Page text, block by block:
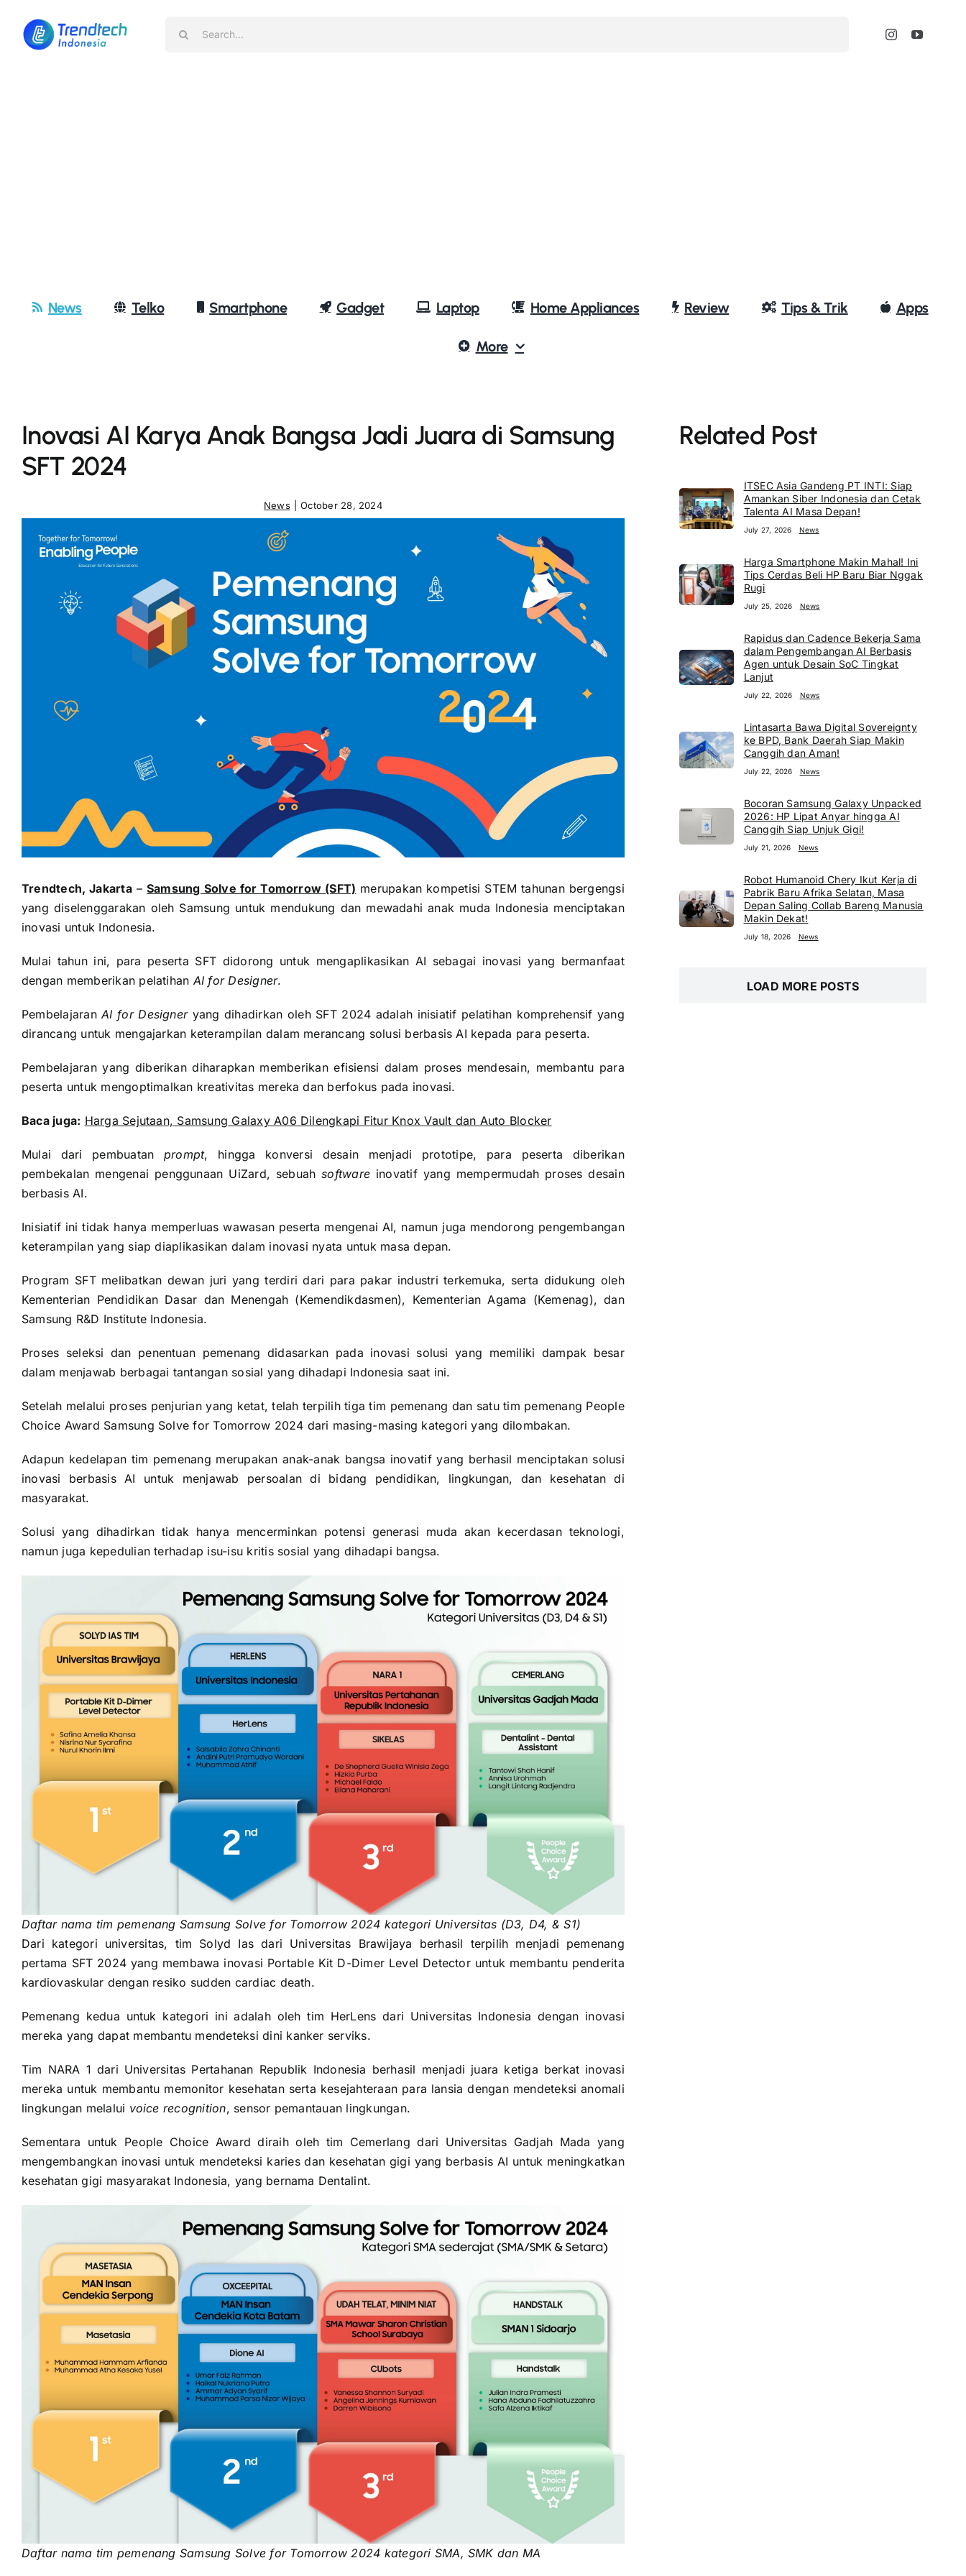
content
News Telko Smartphone Gadget Laptop Home Appliances Review Tips & Trik Apps
More
Inovasi AI Karya Anak Bangsa Jadi Juara di Samsung
SFT 2024
News October 28, 2024
Trendtech, Jakarta– Samsung Solve for Tomorrow (SFT) merupakan kompetisi STEM tahunan bergengsi
yang diselenggarakan oleh Samsung untuk mendukung dan mewadahi anak muda Indonesia menciptakan
inovasi untuk Indonesia.
Mulai tahun ini, para peserta SFT didorong untuk mengaplikasikan AI sebagai inovasi yang bermanfaat
dengan memberikan pelatihan AI for Designer.
PembelajaranAI for Designer yang dihadirkan oleh SFT 2024 adalah inisiatif pelatihan komprehensif yang
dirancang untuk mengajarkan keterampilan dalam merancang solusi berbasis AI kepada para peserta.
Pembelajaran yang diberikan diharapkan memberikan efisiensi dalam proses mendesain, membantu para
peserta untuk mengoptimalkan kreativitas mereka dan berfokus pada inovasi.
Baca juga: Harga Sejutaan, Samsung Galaxy A06 Dilengkapi Fitur Knox Vault dan Auto Blocker
Mulai dari pembuatan prompt, hingga konversi desain menjadi prototipe, para peserta diberikan
pembekalan mengenai penggunaan UiZard, sebuahsoftware inovatif yang mempermudah proses desain
berbasis AI.
Inisiatif ini tidak hanya memperluas wawasan peserta mengenai AI, namun juga mendorong pengembangan
keterampilan yang siap diaplikasikan dalam inovasi nyata untuk masa depan.
Program SFT melibatkan dewan juri yang terdiri dari para pakar industri terkemuka, serta didukung oleh
Kementerian Pendidikan Dasar dan Menengah (Kemendikdasmen), Kementerian Agama (Kemenag), dan
Samsung R&D Institute Indonesia.
Proses seleksi dan penentuan pemenang didasarkan pada inovasi solusi yang memiliki dampak besar
dalam menjawab berbagai tantangan sosial yang dihadapi Indonesia saat ini.
Setelah melalui proses penjurian yang ketat, telah terpilih tiga tim pemenang dan satu tim pemenang People
Choice Award Samsung Solve for Tomorrow 2024 dari masing-masing kategori yang dilombakan.
Adapun kedelapan tim pemenang merupakan anak-anak bangsa inovatif yang berhasil menciptakan solusi
inovasi berbasis AI untuk menjawab persoalan di bidang pendidikan, lingkungan, dan kesehatan di
masyarakat.
Solusi yang dihadirkan tidak hanya mencerminkan potensi generasi muda akan kecerdasan teknologi,
namun juga kepedulian terhadap isu-isu kritis sosial yang dihadapi bangsa.
Daftar nama tim pemenang Samsung Solve for Tomorrow 2024 kategori Universitas (D3, D4, & S1)
Dari kategori universitas, tim Solyd Ias dari Universitas Brawijaya berhasil terpilih menjadi pemenang
pertama SFT 2024 yang membawa inovasi Portable Kit D-Dimer Level Detector untuk membantu penderita
kardiovaskular dengan resiko sudden cardiac death.
Pemenang kedua untuk kategori ini adalah oleh tim HerLens dari Universitas Indonesia dengan inovasi
mereka yang dapat membantu mendeteksi dini kanker serviks.
Tim NARA 1 dari Universitas Pertahanan Republik Indonesia berhasil menjadi juara ketiga berkat inovasi
mereka untuk membantu memonitor kesehatan serta kesejahteraan para lansia dengan mendeteksi anomali
lingkungan melalui voice recognition, sensor pemantauan lingkungan.
Sementara untuk People Choice Award diraih oleh tim Cemerlang dari Universitas Gadjah Mada yang
mengembangkan inovasi untuk mendeteksi karies dan kesehatan gigi yang berbasis AI untuk meningkatkan
kesehatan gigi masyarakat Indonesia, yang bernama Dentalint.
Daftar nama tim pemenang Samsung Solve for Tomorrow 2024 kategori SMA, SMK dan MA
Related Post
ITSEC Asia Gandeng PT INTI: Siap
Amankan Siber Indonesia dan Cetak
Talenta AI Masa Depan!
July 27, 2026 News
Harga Smartphone Makin Mahal! Ini
Tips Cerdas Beli HP Baru Biar Nggak
Rugi
July 25, 2026 News
Rapidus dan Cadence Bekerja Sama
dalam Pengembangan AI Berbasis
Agen untuk Desain SoC Tingkat
Lanjut
July 22, 2026 News
Lintasarta Bawa Digital Sovereignty
ke BPD, Bank Daerah Siap Makin
Canggih dan Aman!
July 22, 2026 News
Bocoran Samsung Galaxy Unpacked
2026: HP Lipat Anyar hingga AI
Canggih Siap Unjuk Gigi!
July 21, 2026 News
Robot Humanoid Chery Ikut Kerja di
Pabrik Baru Afrika Selatan, Masa
Depan Saling Collab Bareng Manusia
Makin Dekat!
July 18, 2026 News
LOAD MORE POSTS